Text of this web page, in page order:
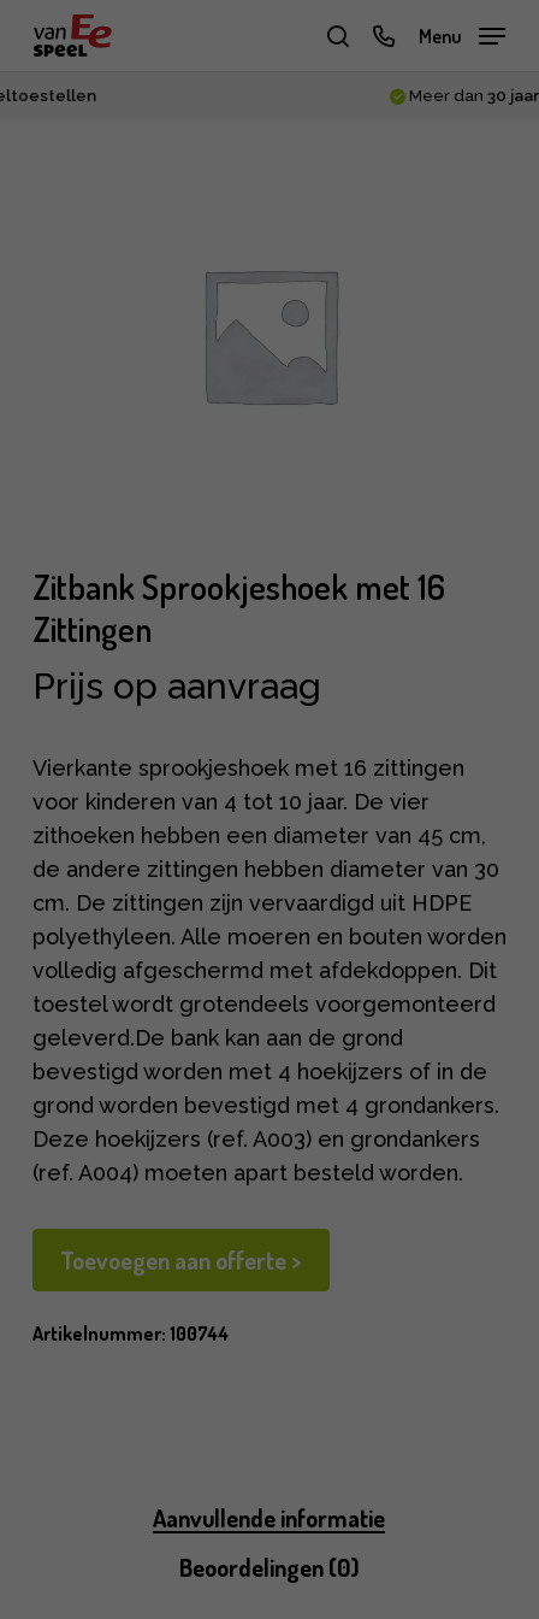
zoeken
phone
Menu
Zitbank Sprookjeshoek met 16
Zittingen
Prijs op aanvraag
Vierkante sprookjeshoek met 16 zittingen
voor kinderen van 4 tot 10 jaar. De vier
zithoeken hebben een diameter van 45 cm,
de andere zittingen hebben diameter van 30
cm. De zittingen zijn vervaardigd uit HDPE
polyethyleen. Alle moeren en bouten worden
volledig afgeschermd met afdekdoppen. Dit
toestel wordt grotendeels voorgemonteerd
geleverd.De bank kan aan de grond
bevestigd worden met 4 hoekijzers of in de
grond worden bevestigd met 4 grondankers.
Deze hoekijzers (ref. A003) en grondankers
(ref. A004) moeten apart besteld worden.
Toevoegen aan offerte >
Artikelnummer: 100744
Aanvullende informatie
Beoordelingen (0)